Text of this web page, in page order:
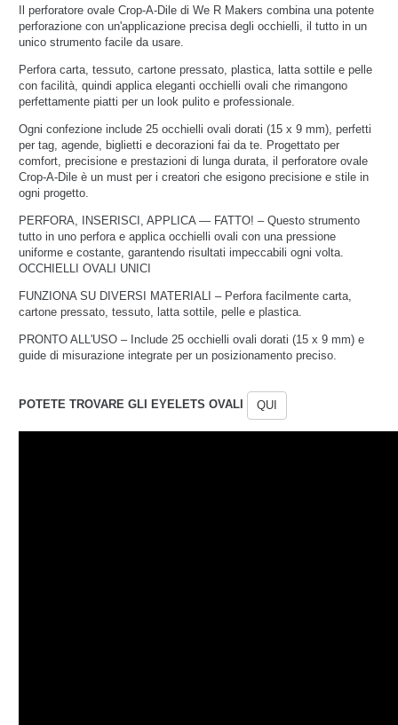
Il perforatore ovale Crop-A-Dile di We R Makers combina una potente
perforazione con un'applicazione precisa degli occhielli, il tutto in un
unico strumento facile da usare.
Perfora carta, tessuto, cartone pressato, plastica, latta sottile e pelle
con facilità, quindi applica eleganti occhielli ovali che rimangono
perfettamente piatti per un look pulito e professionale.
Ogni confezione include 25 occhielli ovali dorati (15 x 9 mm), perfetti
per tag, agende, biglietti e decorazioni fai da te. Progettato per
comfort, precisione e prestazioni di lunga durata, il perforatore ovale
Crop-A-Dile è un must per i creatori che esigono precisione e stile in
ogni progetto.
PERFORA, INSERISCI, APPLICA — FATTO! – Questo strumento
tutto in uno perfora e applica occhielli ovali con una pressione
uniforme e costante, garantendo risultati impeccabili ogni volta.
OCCHIELLI OVALI UNICI
FUNZIONA SU DIVERSI MATERIALI – Perfora facilmente carta,
cartone pressato, tessuto, latta sottile, pelle e plastica.
PRONTO ALL'USO – Include 25 occhielli ovali dorati (15 x 9 mm) e
guide di misurazione integrate per un posizionamento preciso.
POTETE TROVARE GLI EYELETS OVALI QUI